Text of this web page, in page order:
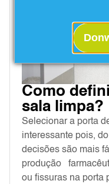
Como
sala limpa?
Selecionar a porta
interessante pois,
decisões são mais
produção
ou fissuras na porta